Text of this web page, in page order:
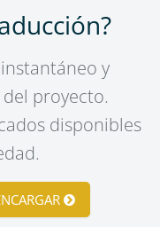
y
proyecto.
disponibles